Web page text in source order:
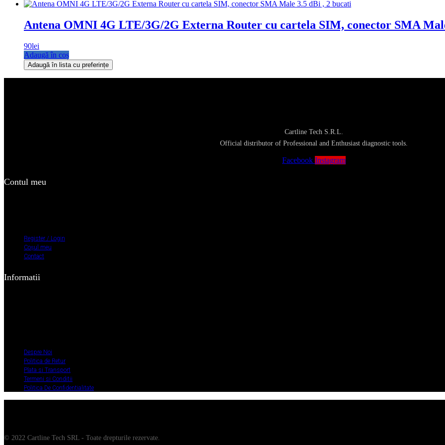
Antena OMNI 4G LTE/3G/2G Externa Router cu cartela SIM, conector SMA
90lei
Adaugă în coș
Adaugă în lista cu preferințe
Cartline Tech S.R.L.
Official distributor of Professional and Enthusiast diagnostic tools.
Facebook Instagram
Contul meu
Register / Login
Coșul meu
Contact
Informatii
Despre Noi
Politica de Retur
Plata si Transport
Termeni si Conditii
Politica De Confidentialitate
© 2022 Cartline Tech SRL - Toate drepturile rezervate.